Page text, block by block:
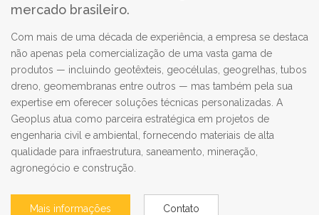
mercado brasileiro.
Com mais de uma década de experiência, a empresa se destaca
não apenas pela comercialização de uma vasta gama de
produtos — incluindo geotêxteis, geocélulas, geogrelhas, tubos
dreno, geomembranas entre outros — mas também pela sua
expertise em oferecer soluções técnicas personalizadas. A
Geoplus atua como parceira estratégica em projetos de
engenharia civil e ambiental, fornecendo materiais de alta
qualidade para infraestrutura, saneamento, mineração,
agronegócio e construção.
Mais informações Contato